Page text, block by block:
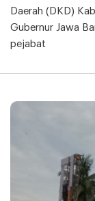
Daerah (DKD)
Gubernur Jawa
pejabat